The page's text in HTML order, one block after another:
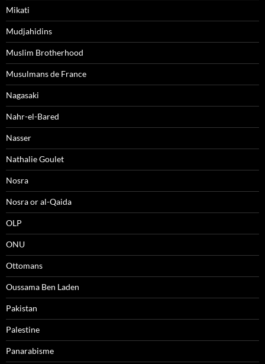
Mikati
Mudjahidins
Muslim Brotherhood
Musulmans de France
Nagasaki
Nahr-el-Bared
Nasser
Nathalie Goulet
Nosra
Nosra or al-Qaida
OLP
ONU
Ottomans
Oussama Ben Laden
Pakistan
Palestine
Panarabisme